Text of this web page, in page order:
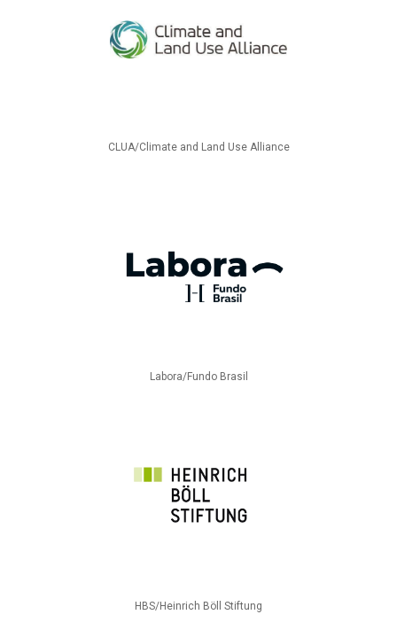
CLUA/Climate and Land Use Alliance
Labora/Fundo Brasil
HBS/Heinrich Böll Stiftung